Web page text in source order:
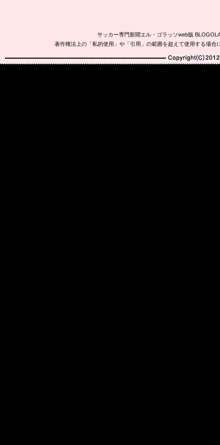
サッカー専門新聞エル・ゴラッソweb版
著作権法上の「私的使用」や「引用」の範囲を超えて使用する場
Copyright(C)2010-